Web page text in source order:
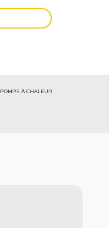
POMPE À CHALEUR